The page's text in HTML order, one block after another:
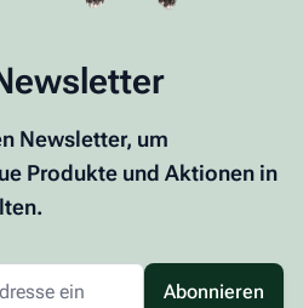
Newsletter, um
Produkte und Aktionen in
Abonnieren